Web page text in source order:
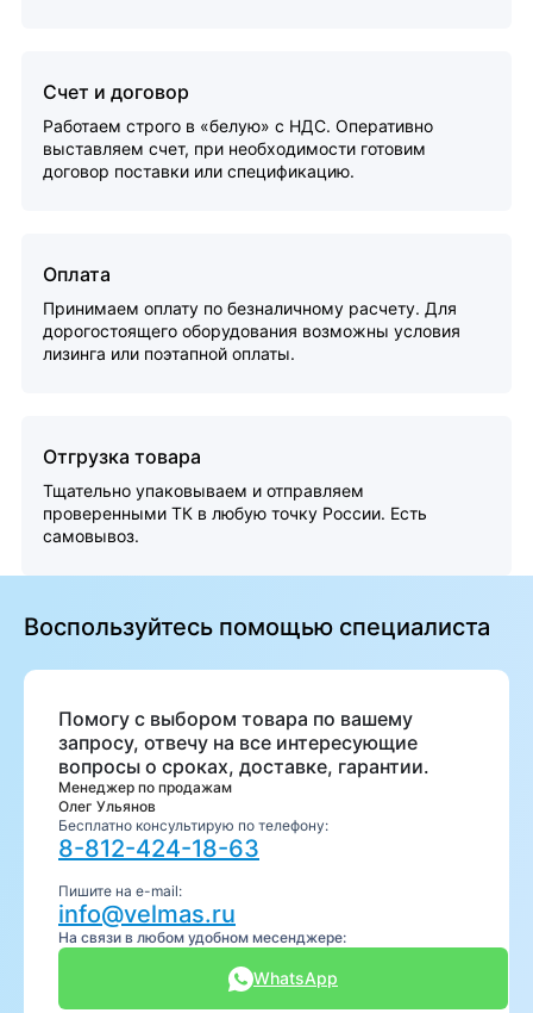
Счет и договор
Работаем строго в «белую» с НДС. Оперативно
выставляем счет, при необходимости готовим
договор поставки или спецификацию.
Оплата
Принимаем оплату по безналичному расчету. Для
дорогостоящего оборудования возможны условия
лизинга или поэтапной оплаты.
Отгрузка товара
Тщательно упаковываем и отправляем
проверенными ТК в любую точку России. Есть
самовывоз.
Воспользуйтесь помощью специалиста
Помогу с выбором товара по вашему
запросу, отвечу на все интересующие
вопросы о сроках, доставке, гарантии.
Менеджер по продажам
Олег Ульянов
Бесплатно консультирую по телефону:
8-812-424-18-63
Пишите на e-mail:
info@velmas.ru
На связи в любом удобном месенджере:
WhatsApp